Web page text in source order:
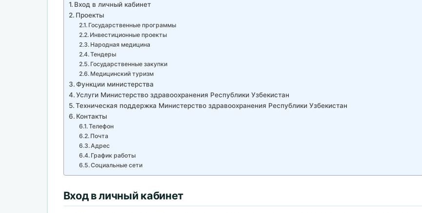
Вход в личный кабинет
Проекты
Государственные программы
Инвестиционные проекты
Народная медицина
Тендеры
Государственные закупки
Медицинский туризм
Функции министерства
Услуги Министерство здравоохранения Республики Узбекистан
Техническая поддержка Министерство здравоохранения Республики Узбекистан
Контакты
Телефон
Почта
Адрес
График работы
Социальные сети
Вход в личный кабинет